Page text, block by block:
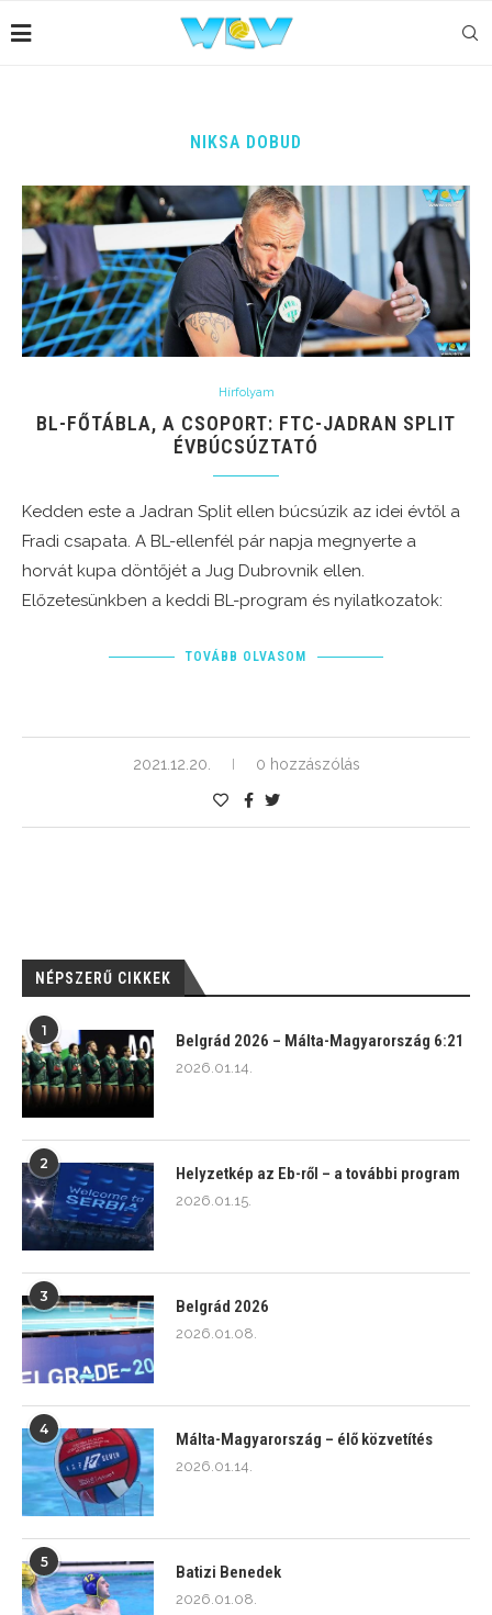
NIKSA DOBUD
Hírfolyam
BL-FŐTÁBLA, A CSOPORT: FTC-JADRAN SPLIT
ÉVBÚCSÚZTATÓ
Kedden este a Jadran Split ellen búcsúzik az idei évtől a
Fradi csapata. A BL-ellenfél pár napja megnyerte a
horvát kupa döntőjét a Jug Dubrovnik ellen.
Előzetesünkben a keddi BL-program és nyilatkozatok:
TOVÁBB OLVASOM
2021.12.20. 0 hozzászólás
NÉPSZERŰ CIKKEK
1
Belgrád 2026 – Málta-Magyarország 6:21
2026.01.14.
2
Helyzetkép az Eb-ről – a további program
2026.01.15.
3
Belgrád 2026
2026.01.08.
4
Málta-Magyarország – élő közvetítés
2026.01.14.
5
Batizi Benedek
2026.01.08.